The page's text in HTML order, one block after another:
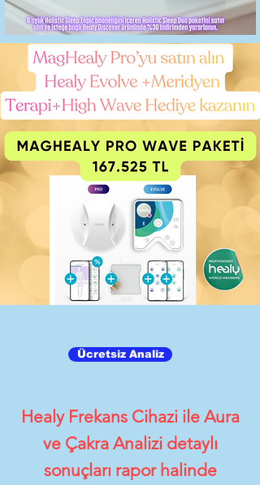
Ücretsiz Analiz
Healy Frekans Cihazi ile Aura
ve Çakra Analizi detaylı
sonuçları rapor halinde